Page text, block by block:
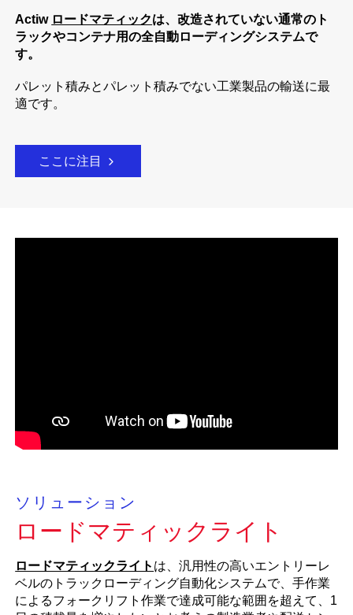
Actiw ロードマティックは、改造されていない通常のト
ラックやコンテナ用の全自動ローディングシステムで
す。
パレット積みとパレット積みでない工業製品の輸送に最
適です。
ここに注目
ソリューション
ロードマティックライト
ロードマティックライト は、汎用性の高いエントリーレ
ベルのトラックローディング自動化システムで、手作業
によるフォークリフト作業で達成可能な範囲を超えて、1